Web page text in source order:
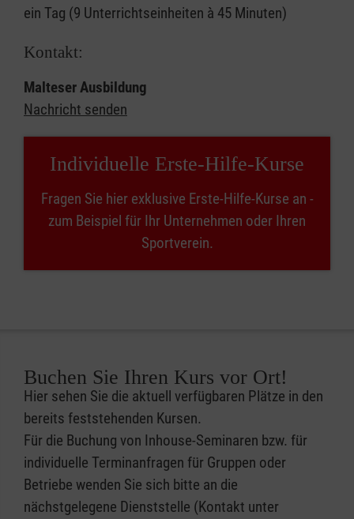
ein Tag (9 Unterrichtseinheiten à 45 Minuten)
Kontakt:
Malteser Ausbildung
Nachricht senden
Individuelle Erste-Hilfe-Kurse
Fragen Sie hier exklusive Erste-Hilfe-Kurse an -
zum Beispiel für Ihr Unternehmen oder Ihren
Sportverein.
Buchen Sie Ihren Kurs vor Ort!
Hier sehen Sie die aktuell verfügbaren Plätze in den
bereits feststehenden Kursen.
Für die Buchung von Inhouse-Seminaren bzw. für
individuelle Terminanfragen für Gruppen oder
Betriebe wenden Sie sich bitte an die
nächstgelegene Dienststelle (Kontakt unter